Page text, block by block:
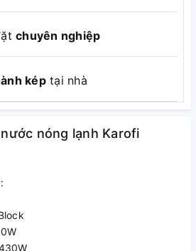
chuyên nghiệp
képtại nhà
nóng lạnh Karofi